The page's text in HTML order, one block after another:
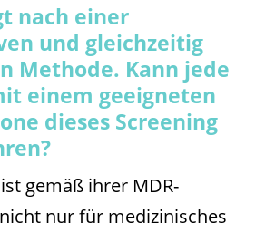
nach einer
und gleichzeitig
Methode. Kann jede
einem geeigneten
dieses Screening
gemäß ihrer MDR-
nur für medizinisches